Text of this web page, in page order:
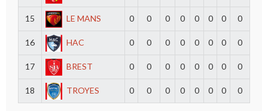
15 LE MANS 0 0 0 0 0 0 0 0
16 HAC 0 0 0 0 0 0 0 0
17 BREST 0 0 0 0 0 0 0 0
18 TROYES 0 0 0 0 0 0 0 0